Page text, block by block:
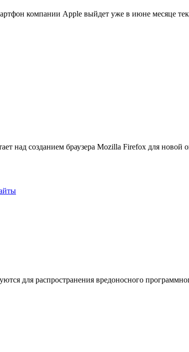
компании Apple выйдет уже в июне месяце
над созданием браузера Mozilla Firefox для
для распространения вредоносного